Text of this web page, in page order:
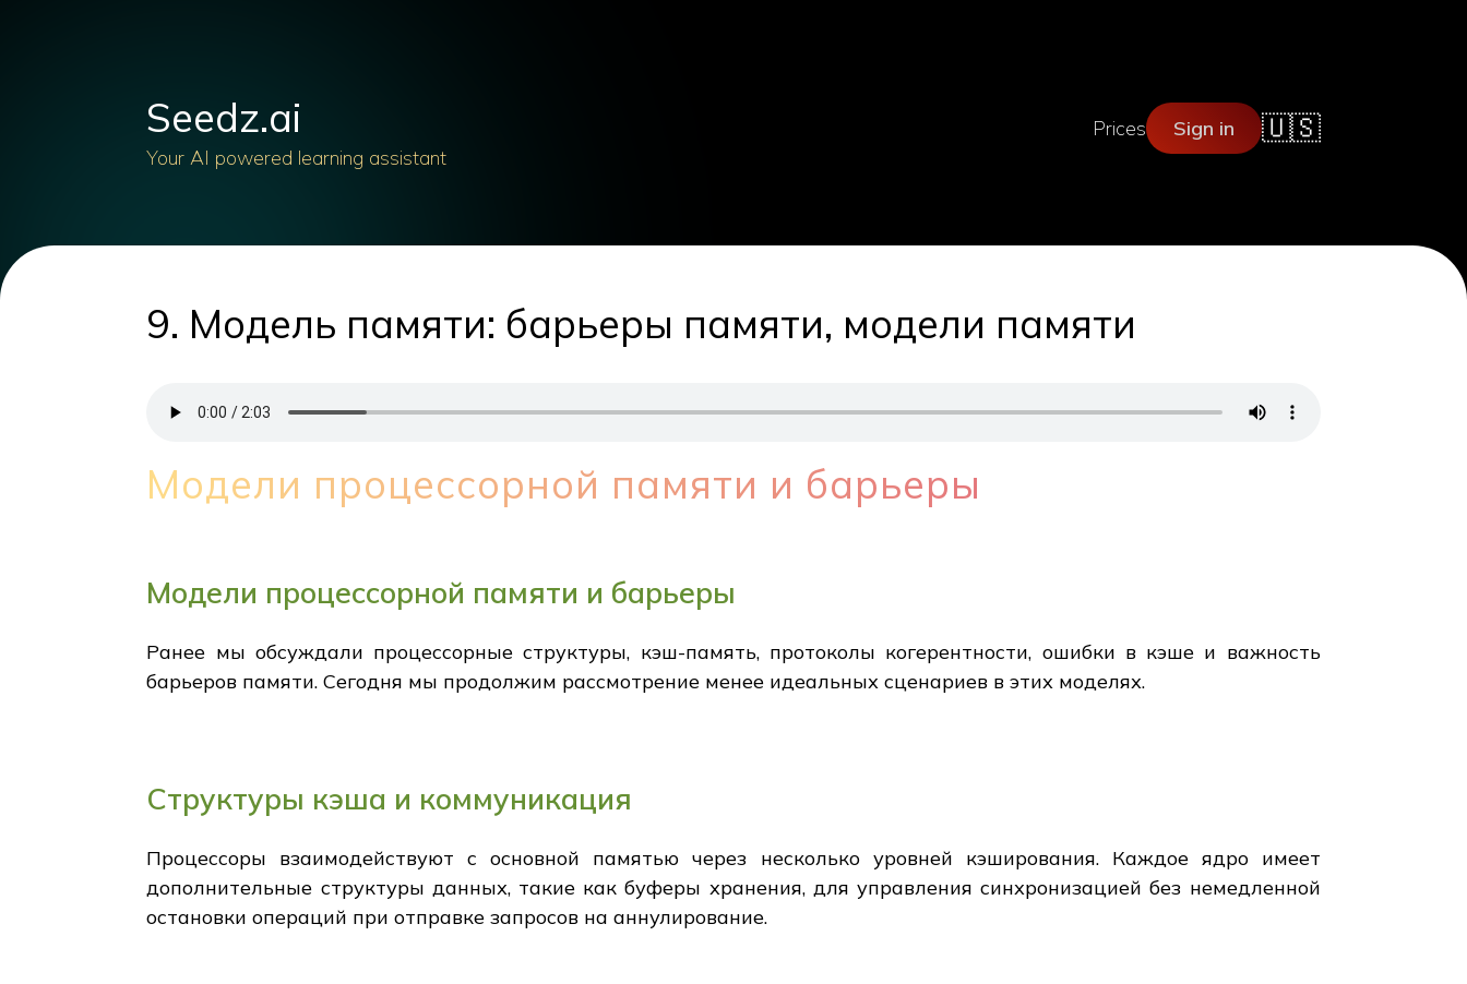
Seedz.ai
Your AI powered learning assistant
Prices Sign in 🇺🇸
9. Модель памяти: барьеры памяти, модели памяти
Модели процессорной памяти и барьеры
Модели процессорной памяти и барьеры
Ранее мы обсуждали процессорные структуры, кэш-память, протоколы когерентности, ошибки в кэше и важность
барьеров памяти. Сегодня мы продолжим рассмотрение менее идеальных сценариев в этих моделях.
Структуры кэша и коммуникация
Процессоры взаимодействуют с основной памятью через несколько уровней кэширования. Каждое ядро имеет
дополнительные структуры данных, такие как буферы хранения, для управления синхронизацией без немедленной
остановки операций при отправке запросов на аннулирование.